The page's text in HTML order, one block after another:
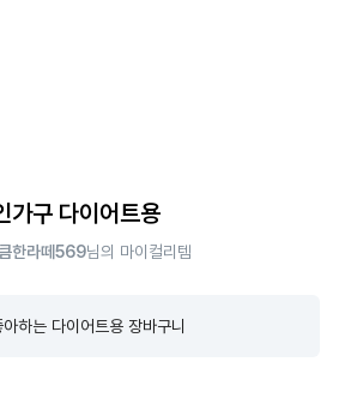
가구 다이어트용
한라떼569님의 마이컬리템
하는 다이어트용 장바구니